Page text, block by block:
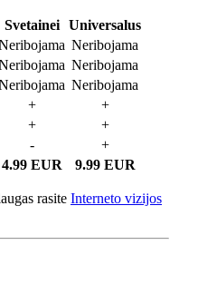
Svetainei
Universalus
Neribojama
Neribojama
Neribojama
+
+
+
+
-
+
4.99 EUR 9.99 EUR
rasite Interneto vizijos